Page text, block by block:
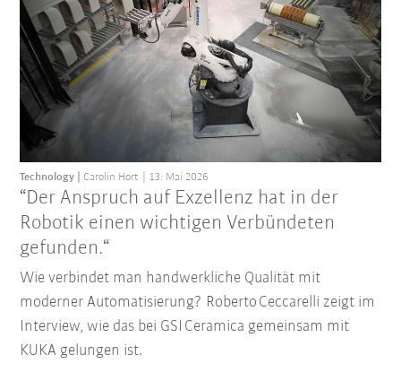
“Der Anspruch auf Exzellenz hat in der
Robotik einen wichtigen Verbündeten
gefunden.“
Technology Carolin Hort 13. Mai 2026
Wie verbindet man handwerkliche Qualität mit
moderner Automatisierung? Roberto Ceccarelli zeigt im
Interview, wie das bei GSI Ceramica gemeinsam mit
KUKA gelungen ist.